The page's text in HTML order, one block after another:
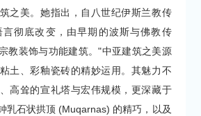
之美。她指出，自八世纪伊斯兰教传
言彻底改变，由早期的波斯与佛教传
教装饰与功能建筑。"中亚建筑之美源
土、彩釉瓷砖的精妙运用。其魅力不
高耸的宣礼塔与宏伟规模，更深藏于
乳石状拱顶 (Muqarnas) 的精巧，以及